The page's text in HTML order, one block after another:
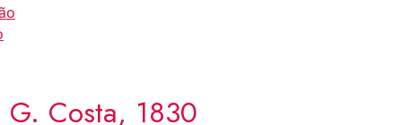
Costa, 1830